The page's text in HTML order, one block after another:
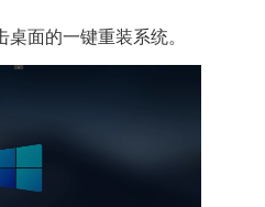
面的一键重装系统。